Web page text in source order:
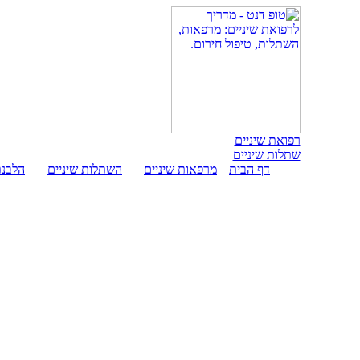
רפואת שיניים
שתלות שיניים
דף הבית
מרפאות שיניים השתלות שיניים